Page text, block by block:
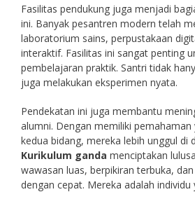
Fasilitas pendukung juga menjadi
ini. Banyak pesantren modern telah
laboratorium sains, perpustakaan
interaktif. Fasilitas ini sangat penting
pembelajaran praktik. Santri tidak
juga melakukan eksperimen nyata.
Pendekatan ini juga membantu
alumni. Dengan memiliki
kedua bidang, mereka lebih unggul di
Kurikulum ganda menciptakan
wawasan luas, berpikiran terbuka,
dengan cepat. Mereka adalah individu